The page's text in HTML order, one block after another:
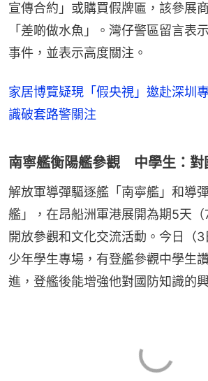
宣傳合約」或購買假牌匾，該參展
「差啲做水魚」。灣仔警區留言表
事件，並表示高度關注。
家居博覽疑現「假央視」邀赴深圳
識破套路警關注
南寧艦衡陽艦參觀 中學生：對
解放軍導彈驅逐艦「南寧艦」和導
艦」，在昂船洲軍港展開為期5天
開放參觀和文化交流活動。今日（
少年學生專場，有登艦參觀中學生
進，登艦後能增強他對國防知識的